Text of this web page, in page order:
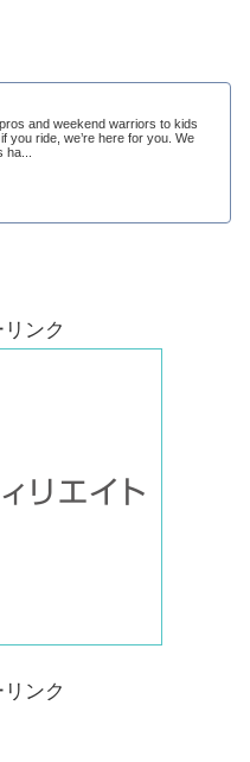
and weekend warriors to kids
you ride, we’re here for you. We
ンク
ンク